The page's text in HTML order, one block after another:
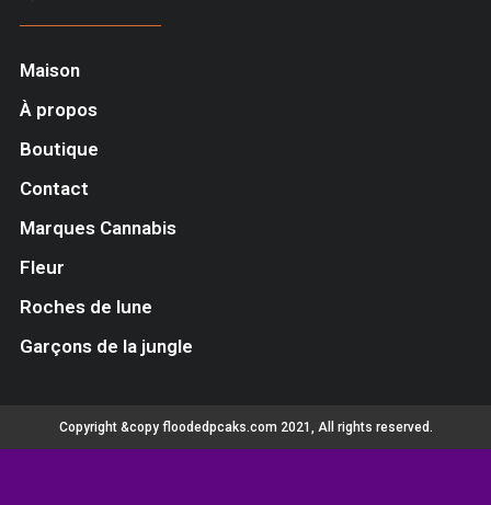
Maison
À propos
Boutique
Contact
Marques Cannabis
Fleur
Roches de lune
Garçons de la jungle
Copyright &copy floodedpcaks.com 2021, All rights reserved.